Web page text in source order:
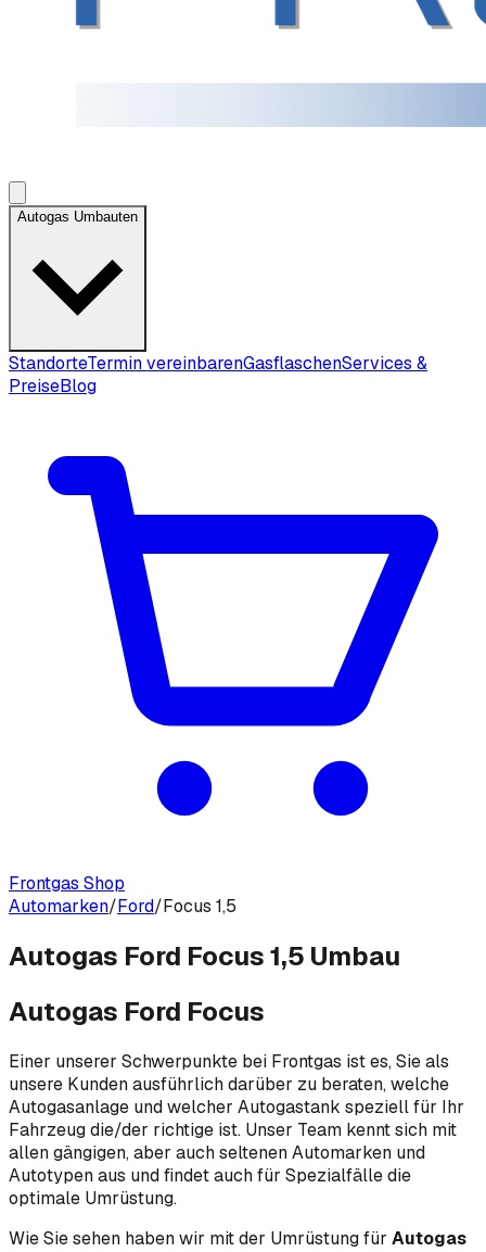
Autogas Umbauten
StandorteTermin vereinbarenGasflaschenServices &
PreiseBlog
Frontgas Shop
Automarken/Ford/Focus 1,5
Autogas Ford Focus 1,5 Umbau
Autogas Ford Focus
Einer unserer Schwerpunkte bei Frontgas ist es, Sie als
unsere Kunden ausführlich darüber zu beraten, welche
Autogasanlage und welcher Autogastank speziell für Ihr
Fahrzeug die/der richtige ist. Unser Team kennt sich mit
allen gängigen, aber auch seltenen Automarken und
Autotypen aus und findet auch für Spezialfälle die
optimale Umrüstung.
Wie Sie sehen haben wir mit der Umrüstung für Autogas